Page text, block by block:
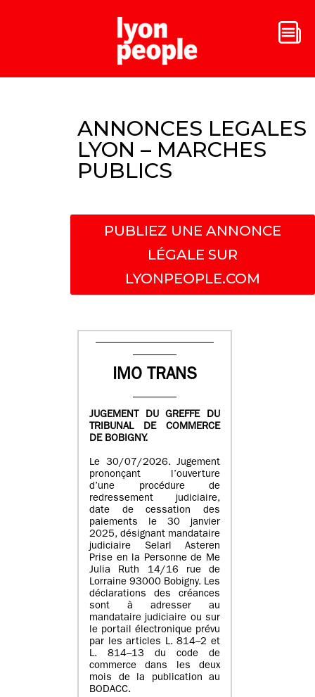
ANNONCES LEGALES
LYON – MARCHES
PUBLICS
PUBLIEZ UNE ANNONCE
LÉGALE SUR
LYONPEOPLE.COM
IMO TRANS
JUGEMENT DU GREFFE DU
TRIBUNAL DE COMMERCE
DE BOBIGNY.
Le 30/07/2026. Jugement
prononçant l’ouverture
d’une procédure de
redressement judiciaire,
date de cessation des
paiements le 30 janvier
2025, désignant mandataire
judiciaire Selarl Asteren
Prise en la Personne de Me
Julia Ruth 14/16 rue de
Lorraine 93000 Bobigny. Les
déclarations des créances
sont à adresser au
mandataire judiciaire ou sur
le portail électronique prévu
par les articles L. 814–2 et
L. 814–13 du code de
commerce dans les deux
mois de la publication au
BODACC.